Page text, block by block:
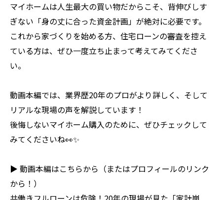
マイホームは人生最大の買い物だからこそ、背伸びしす
ぎない「身の丈に合った資金計画」が絶対に必要です。
これから家づくりを始める方、住宅ローンの審査を控え
ている方は、ぜひ一度立ち止まって考えてみてくださ
い。
動画本編では、業界歴20年のプロがより詳しく、そして
リアルな現場の声を解説しています！
後悔しないマイホーム購入のために、ぜひチェックして
みてくださいね👀✨
▶︎ 動画本編はこちらから（またはプロフィールのリンク
から！）